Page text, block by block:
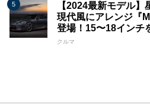
【2024最新モデル
現代風にアレンジ『
登場！15〜18インチ
クルマ